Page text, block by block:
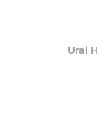
Ural